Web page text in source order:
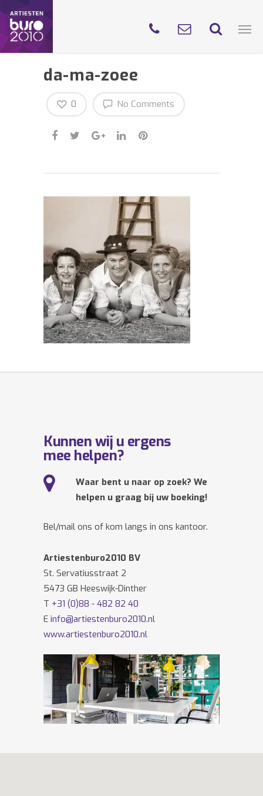
da-ma-zoee
No Comments
0
Kunnen wij u ergens
mee helpen?
Waar bent u naar op zoek? We
helpen u graag bij uw boeking!
Bel/mail ons of kom langs in ons kantoor.
Artiestenburo2010 BV
St. Servatiusstraat 2
5473 GB Heeswijk-Dinther
T +31 (0)88 - 482 82 40
E info@artiestenburo2010.nl
www.artiestenburo2010.nl
Volg ons ook opFacebookenTwitter